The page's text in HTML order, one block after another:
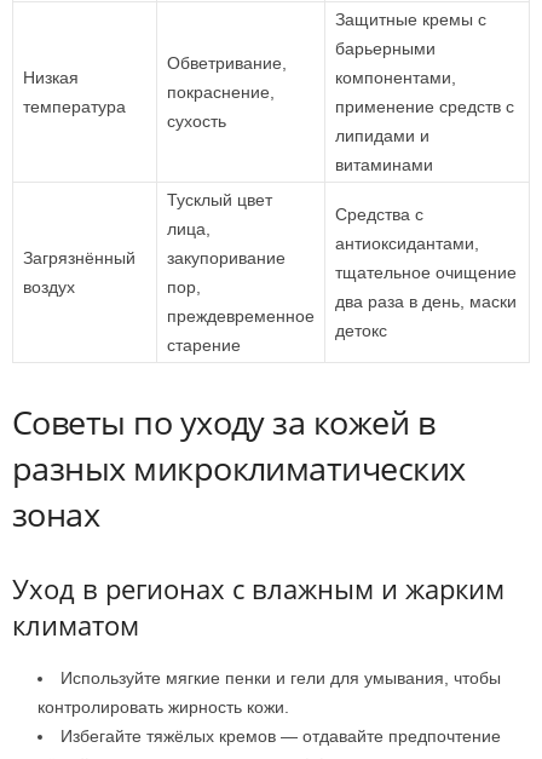
Низкая
температура
Обветривание,
покраснение,
сухость
Защитные кремы с
барьерными
компонентами,
применение средств с
липидами и
витаминами
Загрязнённый
воздух
Тусклый цвет
лица,
закупоривание
пор,
преждевременное
старение
Средства с
антиоксидантами,
тщательное очищение
два раза в день, маски
детокс
Советы по уходу за кожей в
разных микроклиматических
зонах
Уход в регионах с влажным и жарким
климатом
Используйте мягкие пенки и гели для умывания, чтобы
контролировать жирность кожи.
Избегайте тяжёлых кремов — отдавайте предпочтение